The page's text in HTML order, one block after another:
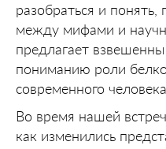
разобраться и понять,
между мифами и
предлагает
пониманию роли
современного человека.
Во время нашей
как изменились